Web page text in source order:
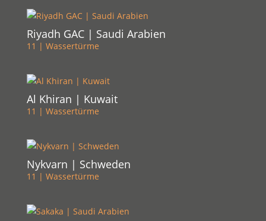
Riyadh GAC | Saudi Arabien
11 | Wassertürme
Al Khiran | Kuwait
11 | Wassertürme
Nykvarn | Schweden
11 | Wassertürme